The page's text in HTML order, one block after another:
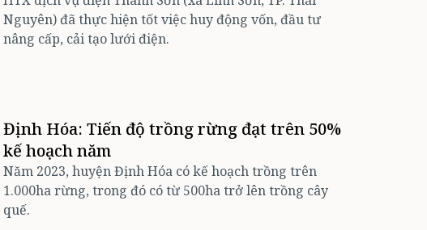
Nguyên) đã thực hiện tốt việc huy động vốn, đầu tư
nâng cấp, cải tạo lưới điện.
Định Hóa: Tiến độ trồng rừng đạt trên 50%
kế hoạch năm
Năm 2023, huyện Định Hóa có kế hoạch trồng trên
1.000ha rừng, trong đó có từ 500ha trở lên trồng cây
quế.